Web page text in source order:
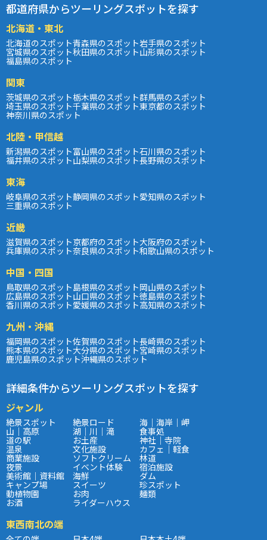
都道府県からツーリングスポットを探す
北海道・東北
北海道のスポット青森県のスポット岩手県のスポット
宮城県のスポット秋田県のスポット山形県のスポット
福島県のスポット
関東
茨城県のスポット栃木県のスポット群馬県のスポット
埼玉県のスポット千葉県のスポット東京都のスポット
神奈川県のスポット
北陸・甲信越
新潟県のスポット富山県のスポット石川県のスポット
福井県のスポット山梨県のスポット長野県のスポット
東海
岐阜県のスポット静岡県のスポット愛知県のスポット
三重県のスポット
近畿
滋賀県のスポット京都府のスポット大阪府のスポット
兵庫県のスポット奈良県のスポット和歌山県のスポット
中国・四国
鳥取県のスポット島根県のスポット岡山県のスポット
広島県のスポット山口県のスポット徳島県のスポット
香川県のスポット愛媛県のスポット高知県のスポット
九州・沖縄
福岡県のスポット佐賀県のスポット長崎県のスポット
熊本県のスポット大分県のスポット宮崎県のスポット
鹿児島県のスポット沖縄県のスポット
詳細条件からツーリングスポットを探す
ジャンル
絶景スポット 絶景ロード 海｜海岸｜岬
山｜高原 湖｜川｜滝 食事処
道の駅 お土産 神社｜寺院
温泉 文化施設 カフェ｜軽食
商業施設 ソフトクリーム 林道
夜景 イベント体験 宿泊施設
美術館｜資料館 海鮮 ダム
キャンプ場 スイーツ 珍スポット
動植物園 お肉 麺類
お酒 ライダーハウス
東西南北の端